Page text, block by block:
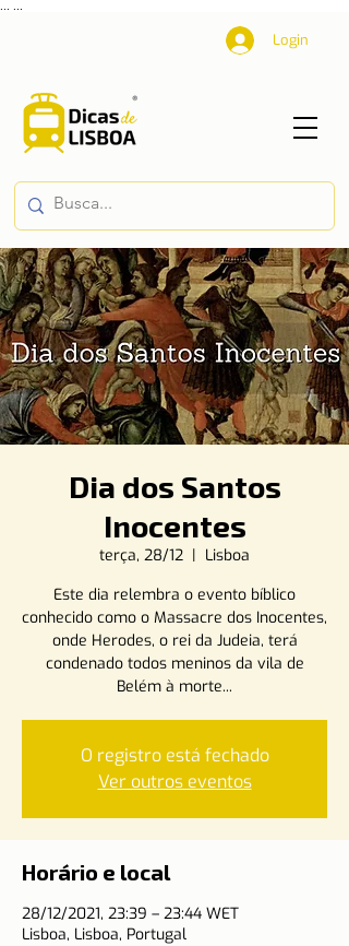
Login
Dia dos Santos
Inocentes
terça, 28/12
  |
Lisboa
Este dia relembra o evento bíblico
conhecido como o Massacre dos Inocentes,
onde Herodes, o rei da Judeia, terá
condenado todos meninos da vila de
Belém à morte...
O registro está fechado
Ver outros eventos
Horário e local
28/12/2021, 23:39 – 23:44 WET
Lisboa, Lisboa, Portugal